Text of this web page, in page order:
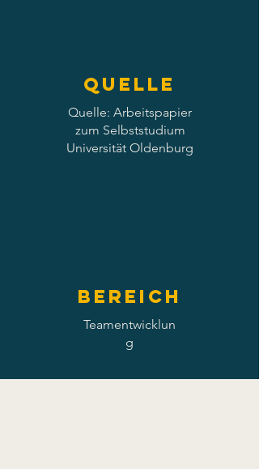
Quelle
Quelle: Arbeitspapier
zum Selbststudium
Universität Oldenburg
Bereich
Teamentwicklun
g